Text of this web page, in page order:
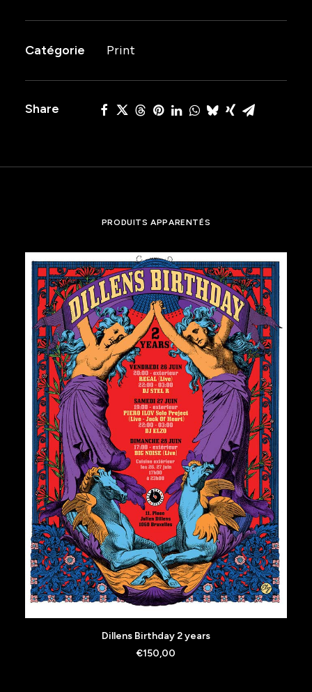
Catégorie Print
Share
PRODUITS APPARENTÉS
AJOUTER AU PANIER
Dillens Birthday 2 years
€150,00